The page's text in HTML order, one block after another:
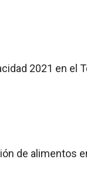
2021 en el
de alimentos